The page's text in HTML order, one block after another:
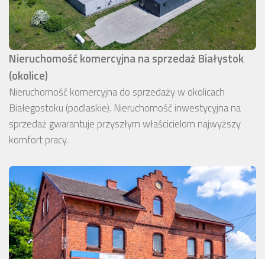
Nieruchomość komercyjna na sprzedaż Białystok
(okolice)
Nieruchomość komercyjna do sprzedaży w okolicach
Białegostoku (podlaskie). Nieruchomość inwestycyjna na
sprzedaż gwarantuje przyszłym właścicielom najwyższy
komfort pracy.